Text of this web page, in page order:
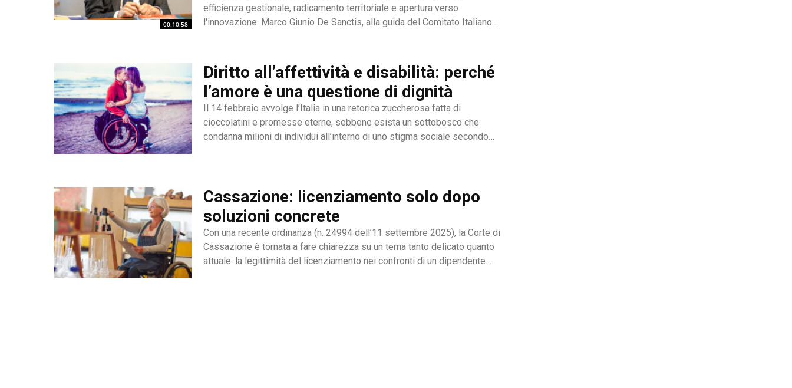
00:10:58
efficienza gestionale, radicamento territoriale e apertura verso
l'innovazione. Marco Giunio De Sanctis, alla guida del Comitato Italiano
Diritto all’affettività e disabilità: perché
l’amore è una questione di dignità
Il 14 febbraio avvolge l’Italia in una retorica zuccherosa fatta di
cioccolatini e promesse eterne, sebbene esista un sottobosco che
condanna milioni di individui all’interno di uno stigma sociale secondo
Cassazione: licenziamento solo dopo
soluzioni concrete
Con una recente ordinanza (n. 24994 dell’11 settembre 2025), la Corte di
Cassazione è tornata a fare chiarezza su un tema tanto delicato quanto
attuale: la legittimità del licenziamento nei confronti di un dipendente